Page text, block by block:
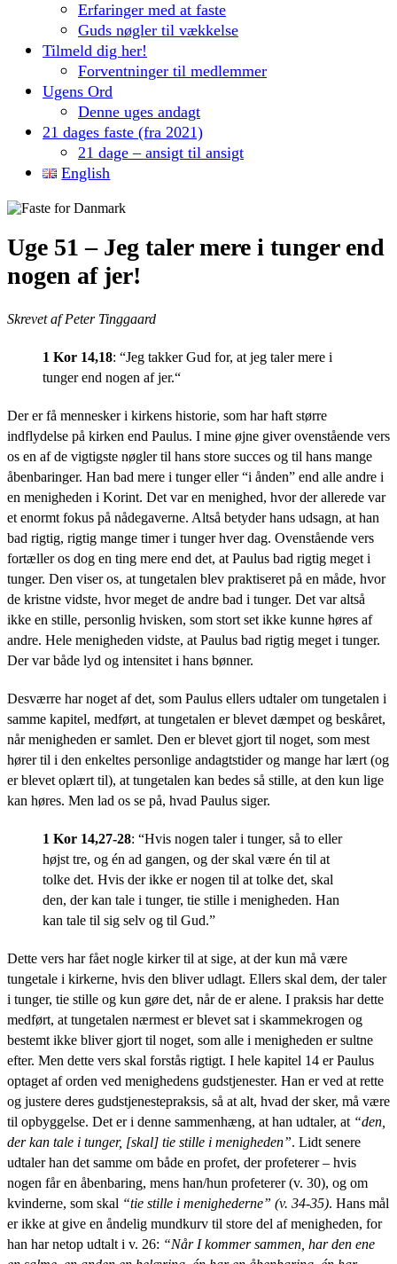
Erfaringer med at faste
Guds nøgler til vækkelse
Tilmeld dig her!
Forventninger til medlemmer
Ugens Ord
Denne uges andagt
21 dages faste (fra 2021)
21 dage – ansigt til ansigt
English
Uge 51 – Jeg taler mere i tunger end
nogen af jer!
Skrevet af Peter Tinggaard
1 Kor 14,18: “Jeg takker Gud for, at jeg taler mere i
tunger end nogen af jer.“
Der er få mennesker i kirkens historie, som har haft større
indflydelse på kirken end Paulus. I mine øjne giver ovenstående vers
os en af de vigtigste nøgler til hans store succes og til hans mange
åbenbaringer. Han bad mere i tunger eller “i ånden” end alle andre i
en menigheden i Korint. Det var en menighed, hvor der allerede var
et enormt fokus på nådegaverne. Altså betyder hans udsagn, at han
bad rigtig, rigtig mange timer i tunger hver dag. Ovenstående vers
fortæller os dog en ting mere end det, at Paulus bad rigtig meget i
tunger. Den viser os, at tungetalen blev praktiseret på en måde, hvor
de kristne vidste, hvor meget de andre bad i tunger. Det var altså
ikke en stille, personlig hvisken, som stort set ikke kunne høres af
andre. Hele menigheden vidste, at Paulus bad rigtig meget i tunger.
Der var både lyd og intensitet i hans bønner.
Desværre har noget af det, som Paulus ellers udtaler om tungetalen i
samme kapitel, medført, at tungetalen er blevet dæmpet og beskåret,
når menigheden er samlet. Den er blevet gjort til noget, som mest
hører til i den enkeltes personlige andagtstider og mange har lært (og
er blevet oplært til), at tungetalen kan bedes så stille, at den kun lige
kan høres. Men lad os se på, hvad Paulus siger.
1 Kor 14,27-28: “Hvis nogen taler i tunger, så to eller
højst tre, og én ad gangen, og der skal være én til at
tolke det. Hvis der ikke er nogen til at tolke det, skal
den, der kan tale i tunger, tie stille i menigheden. Han
kan tale til sig selv og til Gud.”
Dette vers har fået nogle kirker til at sige, at der kun må være
tungetale i kirkerne, hvis den bliver udlagt. Ellers skal dem, der taler
i tunger, tie stille og kun gøre det, når de er alene. I praksis har dette
medført, at tungetalen nærmest er blevet sat i skammekrogen og
bestemt ikke bliver gjort til noget, som alle i menigheden er sultne
efter. Men dette vers skal forstås rigtigt. I hele kapitel 14 er Paulus
optaget af orden ved menighedens gudstjenester. Han er ved at rette
og justere deres gudstjenestepraksis, så at alt, hvad der sker, må være
til opbyggelse. Det er i denne sammenhæng, at han udtaler, at “den,
der kan tale i tunger, [skal] tie stille i menigheden”. Lidt senere
udtaler han det samme om både en profet, der profeterer – hvis
nogen får en åbenbaring, mens han/hun profeterer (v. 30), og om
kvinderne, som skal “tie stille i menighederne” (v. 34-35). Hans mål
er ikke at give en åndelig mundkurv til store del af menigheden, for
han har netop udtalt i v. 26: “Når I kommer sammen, har den ene